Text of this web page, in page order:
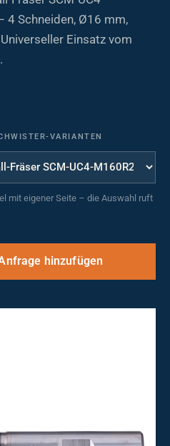
4 Schneiden, Ø16 mm,
Einsatz vom
VARIANTEN
mit eigener Seite – die Auswahl ruft